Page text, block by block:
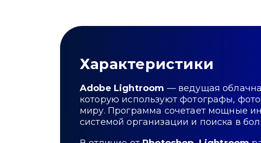
Характеристики
Adobe Lightroom — ведущая
которую используют фотографы,
миру. Программа сочетает мощные
системой организации и поиска в